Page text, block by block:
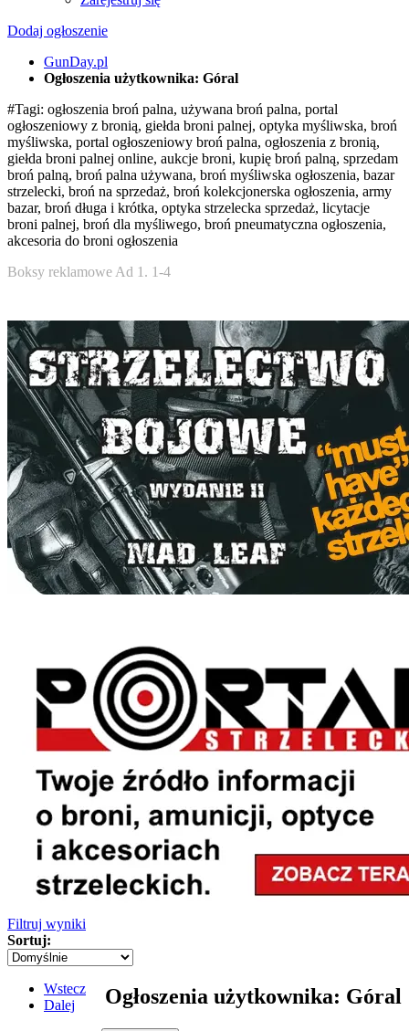
Dodaj ogłoszenie
GunDay.pl
Ogłoszenia użytkownika: Góral
#Tagi: ogłoszenia broń palna, używana broń palna, portal
ogłoszeniowy z bronią, giełda broni palnej, optyka myśliwska, broń
myśliwska, portal ogłoszeniowy broń palna, ogłoszenia z bronią,
giełda broni palnej online, aukcje broni, kupię broń palną, sprzedam
broń palną, broń palna używana, broń myśliwska ogłoszenia, bazar
strzelecki, broń na sprzedaż, broń kolekcjonerska ogłoszenia, army
bazar, broń długa i krótka, optyka strzelecka sprzedaż, licytacje
broni palnej, broń dla myśliwego, broń pneumatyczna ogłoszenia,
akcesoria do broni ogłoszenia
Boksy reklamowe Ad 1. 1-4
Filtruj wyniki
Sortuj:
Ogłoszenia użytkownika: Góral
Wstecz
Dalej